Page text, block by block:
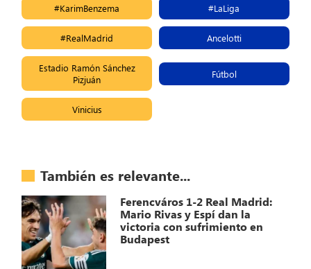
#KarimBenzema #LaLiga
#RealMadrid Ancelotti
Estadio Ramón Sánchez
Pizjuán
Fútbol
Vinicius
También es relevante...
Ferencváros 1-2 Real Madrid:
Mario Rivas y Espí dan la
victoria con sufrimiento en
Budapest